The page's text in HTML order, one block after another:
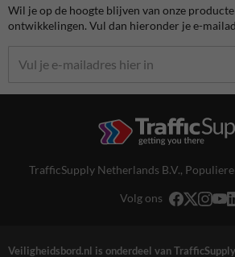
Wil je op de hoogte blijven van onze
ontwikkelingen. Vul dan hieronder je e-
TrafficSupply Netherlands B.V.,
Volg ons
Veiligheidsbord.nl is onderdeel van TrafficSupply